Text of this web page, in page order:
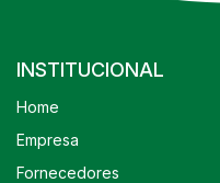
INSTITUCIONAL
Home
Empresa
Fornecedores